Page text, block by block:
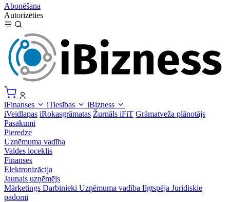
Abonēšana
Autorizēties
iFinanses iTiesības
iBizness
iVeidlapas iRokasgrāmatas Žurnāls iFiT Grāmatveža plānotājs
Pasākumi
Pieredze
Uzņēmuma vadība
Valdes loceklis
Finanses
Elektronizācija
Jaunais uzņēmējs
Mārketings Darbinieki Uzņēmuma vadība Ilgtspēja Juridiskie
padomi